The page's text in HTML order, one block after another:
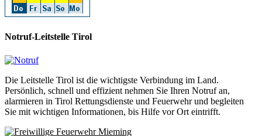
Notruf-Leitstelle Tirol
Die Leitstelle Tirol ist die wichtigste Verbindung im Land.
Persönlich, schnell und effizient nehmen Sie Ihren Notruf an,
alarmieren in Tirol Rettungsdienste und Feuerwehr und begleiten
Sie mit wichtigen Informationen, bis Hilfe vor Ort eintrifft.